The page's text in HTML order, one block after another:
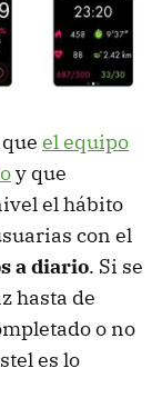
el equipo
y que
el hábito
con el
a diario. Si se
hasta de
o no
es lo